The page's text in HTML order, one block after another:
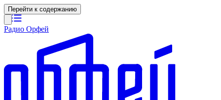
Перейти к содержанию
Радио Орфей